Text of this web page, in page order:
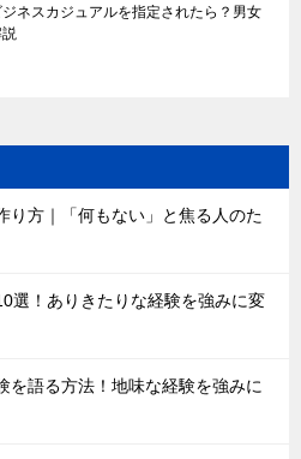
ネスカジュアルを指定されたら？男女
り方｜「何もない」と焦る人のた
選！ありきたりな経験を強みに変
を語る方法！地味な経験を強みに